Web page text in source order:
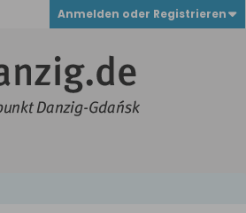
Anmelden oder Registrieren